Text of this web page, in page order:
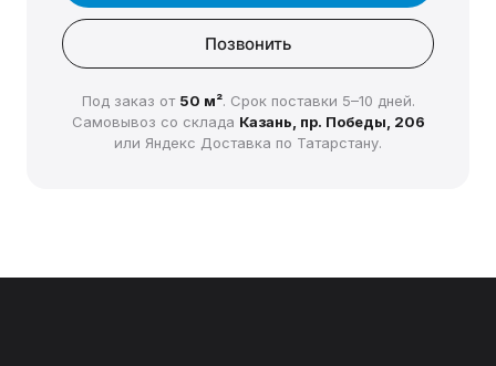
Позвонить
Под заказ от 50 м². Срок поставки 5–10 дней.
Самовывоз со склада Казань, пр. Победы, 206
или Яндекс Доставка по Татарстану.